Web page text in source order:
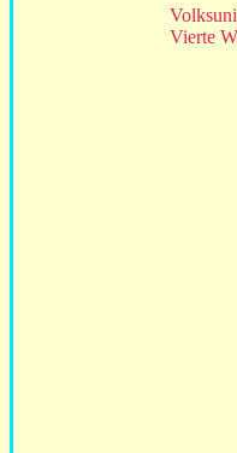
Vierte